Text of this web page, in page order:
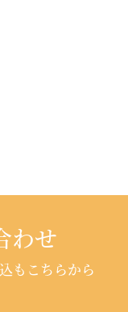
わせ
もこちらから